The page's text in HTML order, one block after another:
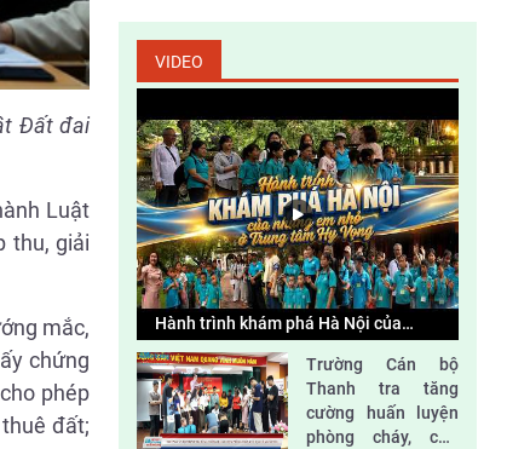
Đất đai
Luật
thu, giải
mắc,
chứng
phép
đất;
Gương sáng bảo vệ môi trường
Tác động đến môi trường và xã hội của các
dự án thủy điện ở Việt Nam
Bản tin Môi trường Xây dựng số 138
Giải pháp phòng, chống thiên tai khu vực
Bắc Trung Bộ
Độc lập và đoàn kết
VIDEO
Hành trình khám phá Hà Nội của
Trường Cán bộ
Thanh tra tăng
cường huấn luyện
phòng cháy, cứu